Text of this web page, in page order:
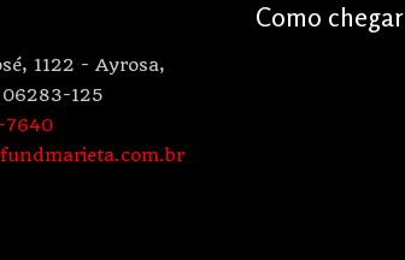
1122 - Ayrosa,
06283-125
7640
Como chegar